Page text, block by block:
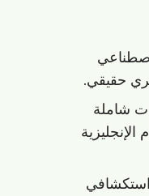
حقيقي.
شاملة
الإنجليزية